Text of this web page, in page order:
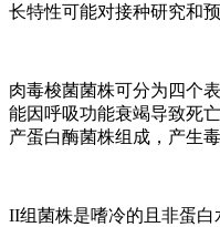
长特性可能对接种研究和
肉毒梭菌菌株可分为四个
能因呼吸功能衰竭导致死
产蛋白酶菌株组成，产生
II组菌株是嗜冷的且非蛋白